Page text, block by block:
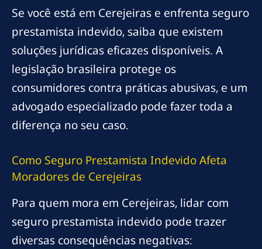
Se você está em Cerejeiras e enfrenta seguro
prestamista indevido, saiba que existem
soluções jurídicas eficazes disponíveis. A
legislação brasileira protege os
consumidores contra práticas abusivas, e um
advogado especializado pode fazer toda a
diferença no seu caso.
Como Seguro Prestamista Indevido Afeta
Moradores de Cerejeiras
Para quem mora em Cerejeiras, lidar com
seguro prestamista indevido pode trazer
diversas consequências negativas: